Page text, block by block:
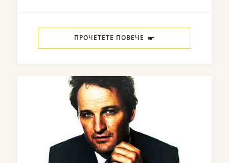
ПРОЧЕТЕТЕ ПОВЕЧЕ